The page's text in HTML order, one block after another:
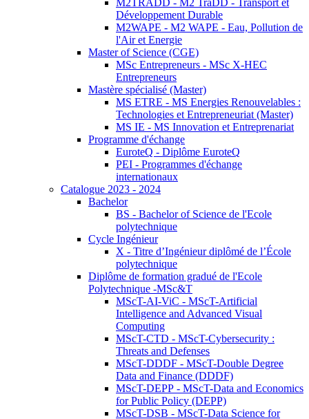
M2TRADD - M2 TraDD - Transport et
Développement Durable
M2WAPE - M2 WAPE - Eau, Pollution de
l'Air et Energie
Master of Science (CGE)
MSc Entrepreneurs - MSc X-HEC
Entrepreneurs
Mastère spécialisé (Master)
MS ETRE - MS Energies Renouvelables :
Technologies et Entrepreneuriat (Master)
MS IE - MS Innovation et Entreprenariat
Programme d'échange
EuroteQ - Diplôme EuroteQ
PEI - Programmes d'échange
internationaux
Catalogue 2023 - 2024
Bachelor
BS - Bachelor of Science de l'Ecole
polytechnique
Cycle Ingénieur
X - Titre d’Ingénieur diplômé de l’École
polytechnique
Diplôme de formation gradué de l'Ecole
Polytechnique -MSc&T
MScT-AI-ViC - MScT-Artificial
Intelligence and Advanced Visual
Computing
MScT-CTD - MScT-Cybersecurity :
Threats and Defenses
MScT-DDDF - MScT-Double Degree
Data and Finance (DDDF)
MScT-DEPP - MScT-Data and Economics
for Public Policy (DEPP)
MScT-DSB - MScT-Data Science for